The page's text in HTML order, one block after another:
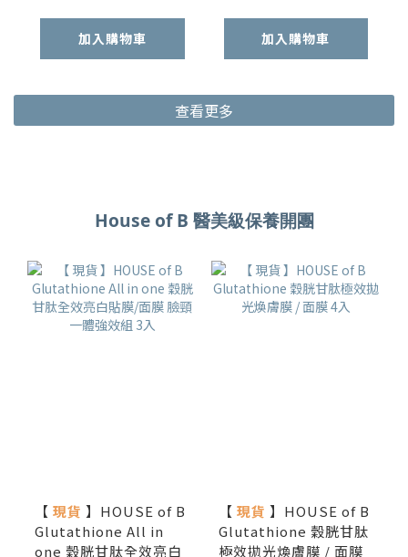
加入購物車 加入購物車
查看更多
House of B 醫美級保養開團
【 現貨 】HOUSE of B
Glutathione All in
one 穀胱甘肽全效亮白
【 現貨 】HOUSE of B
Glutathione 穀胱甘肽
極效拋光煥膚膜 / 面膜